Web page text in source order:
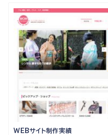
WEBサイト制作実績